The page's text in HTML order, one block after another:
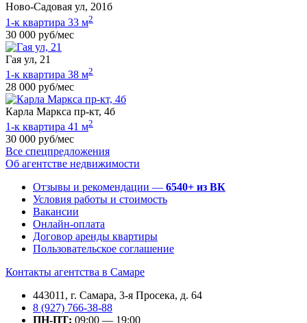
Ново-Садовая ул, 201б
1-к квартира 33 м2
30 000 руб/мес
Гая ул, 21
1-к квартира 38 м2
28 000 руб/мес
Карла Маркса пр-кт, 4б
1-к квартира 41 м2
30 000 руб/мес
Все спецпредложения
Об агентстве недвижимости
Отзывы и рекомендации — 6540+ из ВК
Условия работы и стоимость
Вакансии
Онлайн-оплата
Договор аренды квартиры
Пользовательское соглашение
Контакты агентства в Самаре
443011, г. Самара, 3-я Просека, д. 64
8 (927) 766-38-88
ПН-ПТ: 09:00 — 19:00